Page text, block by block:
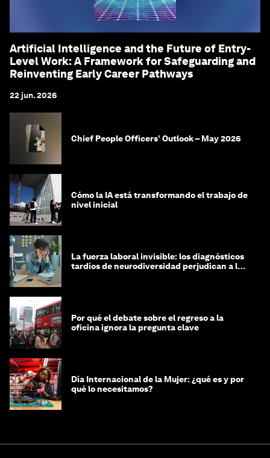
Artificial Intelligence and the Future of Entry-
Level Work: A Framework for Safeguarding and
Reinventing Early Career Pathways
22 jun. 2026
Chief People Officers’ Outlook – May 2026
Cómo la IA está transformando el trabajo de
nivel inicial
La fuerza laboral invisible: los diagnósticos
tardíos de neurodiversidad perjudican a las
Por qué el debate sobre el regreso a la
oficina ignora la pregunta clave
Día Internacional de la Mujer: ¿qué es y por
qué lo necesitamos?